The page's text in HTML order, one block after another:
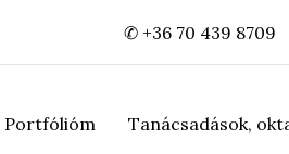
✆ +36 70 439 8709
Portfólióm Tanácsadások,